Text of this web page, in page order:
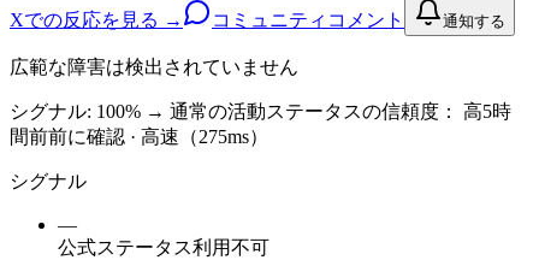
Xでの反応を見る → コミュニティコメント 通知する
広範な障害は検出されていません
シグナル: 100% → 通常の活動ステータスの信頼度： 高5時
間前前に確認 · 高速（275ms）
シグナル
—
公式ステータス利用不可